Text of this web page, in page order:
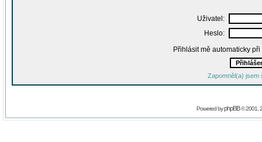
Uživatel:
Heslo:
Přihlásit mě automaticky
Zapomněl(a) jsem
Powered byphpBB© 2001,